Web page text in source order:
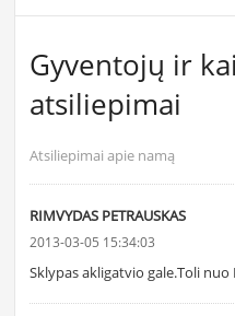
Gyventojų ir
atsiliepimai
Atsiliepimai apie namą
RIMVYDAS PETRAUSKAS
2013-03-05 15:34:03
Sklypas akligatvio gale.Toli nuo